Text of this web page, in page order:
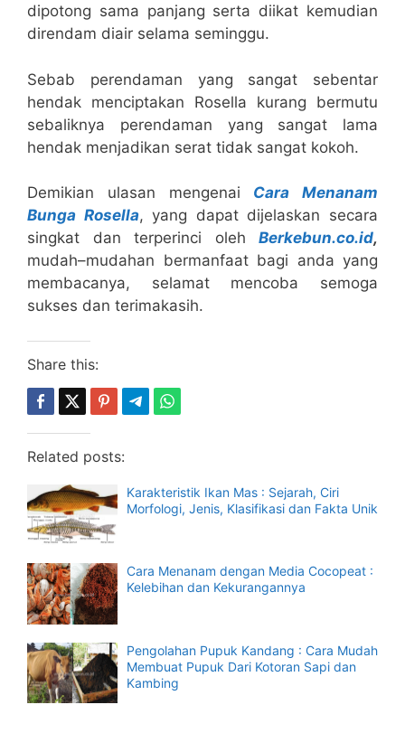
dipotong sama panjang serta diikat kemudian
direndam diair selama seminggu.
Sebab perendaman yang sangat sebentar
hendak menciptakan Rosella kurang bermutu
sebaliknya perendaman yang sangat lama
hendak menjadikan serat tidak sangat kokoh.
Demikian ulasan mengenai Cara Menanam
Bunga Rosella, yang dapat dijelaskan secara
singkat dan terperinci oleh Berkebun.co.id,
mudah–mudahan bermanfaat bagi anda yang
membacanya, selamat mencoba semoga
sukses dan terimakasih.
Share this:
Related posts:
Karakteristik Ikan Mas : Sejarah, Ciri
Morfologi, Jenis, Klasifikasi dan Fakta Unik
Cara Menanam dengan Media Cocopeat :
Kelebihan dan Kekurangannya
Pengolahan Pupuk Kandang : Cara Mudah
Membuat Pupuk Dari Kotoran Sapi dan
Kambing